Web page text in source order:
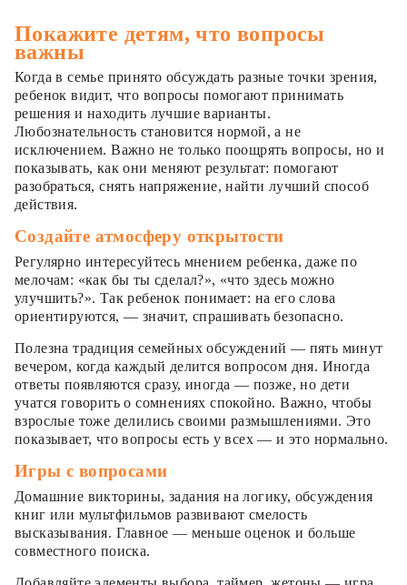
Покажите детям, что вопросы
важны
Когда в семье принято обсуждать разные точки зрения,
ребенок видит, что вопросы помогают принимать
решения и находить лучшие варианты.
Любознательность становится нормой, а не
исключением. Важно не только поощрять вопросы, но и
показывать, как они меняют результат: помогают
разобраться, снять напряжение, найти лучший способ
действия.
Создайте атмосферу открытости
Регулярно интересуйтесь мнением ребенка, даже по
мелочам: «как бы ты сделал?», «что здесь можно
улучшить?». Так ребенок понимает: на его слова
ориентируются, — значит, спрашивать безопасно.
Полезна традиция семейных обсуждений — пять минут
вечером, когда каждый делится вопросом дня. Иногда
ответы появляются сразу, иногда — позже, но дети
учатся говорить о сомнениях спокойно. Важно, чтобы
взрослые тоже делились своими размышлениями. Это
показывает, что вопросы есть у всех — и это нормально.
Игры с вопросами
Домашние викторины, задания на логику, обсуждения
книг или мультфильмов развивают смелость
высказывания. Главное — меньше оценок и больше
совместного поиска.